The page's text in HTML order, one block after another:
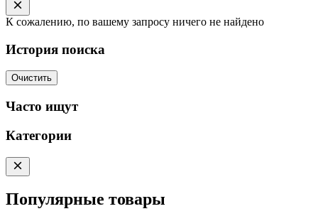
К сожалению, по вашему запросу ничего не найдено
История поиска
Очистить
Часто ищут
Категории
Популярные товары